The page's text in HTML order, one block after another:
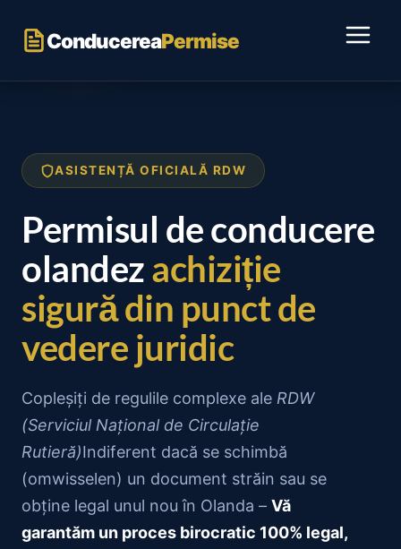
conținut
ConducereaPermise
ASISTENȚĂ OFICIALĂ RDW
Permisul de conducere
olandezachiziție
sigură din punct de
vedere juridic
Copleșiți de regulile complexe ale RDW
(Serviciul Național de Circulație
Rutieră)Indiferent dacă se schimbă
(omwisselen) un document străin sau se
obține legal unul nou în Olanda – Vă
garantăm un proces birocratic 100% legal,